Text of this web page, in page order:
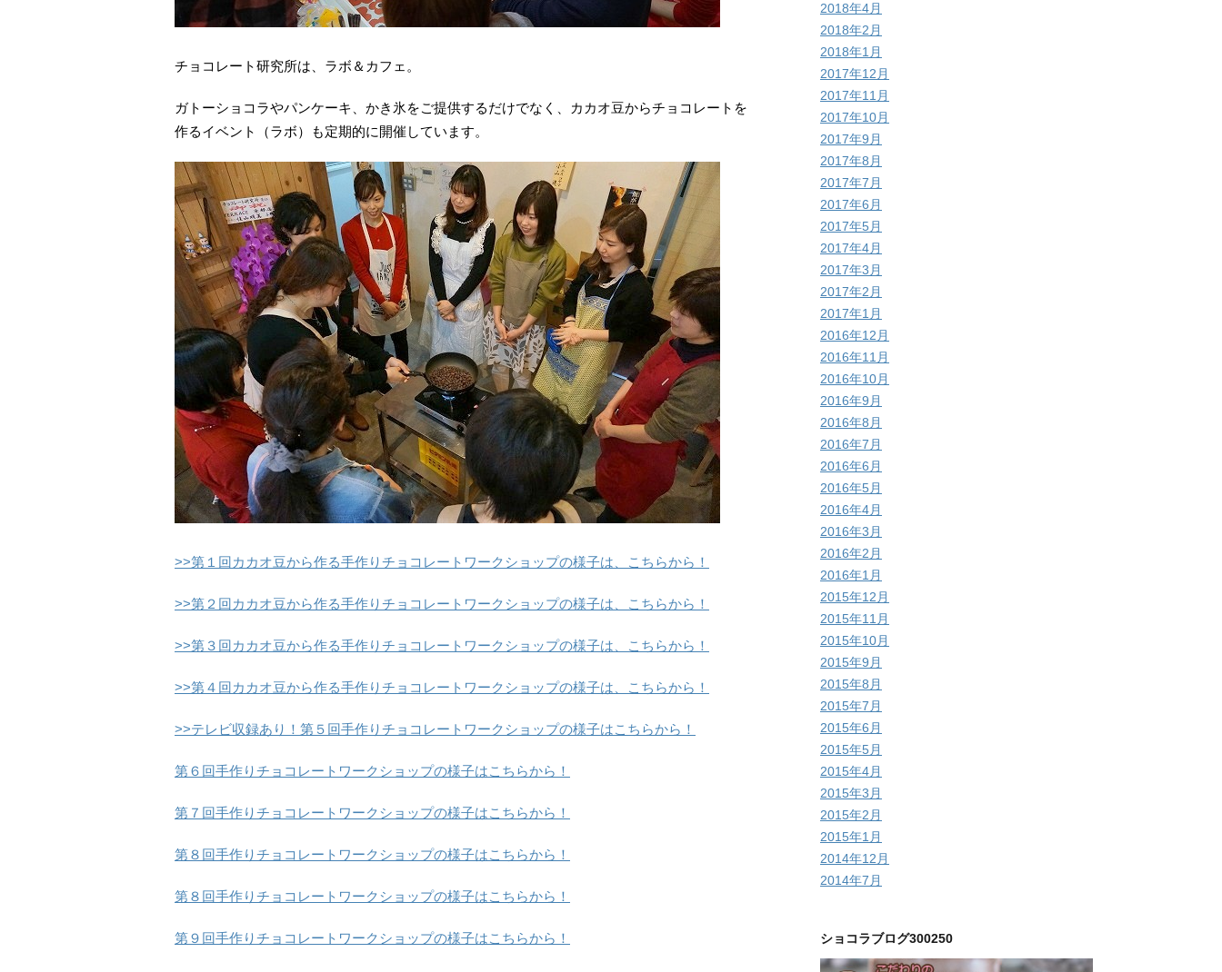
チョコレート研究所は、ラボ＆カフェ。
ガトーショコラやパンケーキ、かき氷をご提供するだけでなく、カカオ豆からチョコレートを
作るイベント（ラボ）も定期的に開催しています。
>>第１回カカオ豆から作る手作りチョコレートワークショップの様子は、こちらから！
>>第２回カカオ豆から作る手作りチョコレートワークショップの様子は、こちらから！
>>第３回カカオ豆から作る手作りチョコレートワークショップの様子は、こちらから！
>>第４回カカオ豆から作る手作りチョコレートワークショップの様子は、こちらから！
>>テレビ収録あり！第５回手作りチョコレートワークショップの様子はこちらから！
第６回手作りチョコレートワークショップの様子はこちらから！
第７回手作りチョコレートワークショップの様子はこちらから！
第８回手作りチョコレートワークショップの様子はこちらから！
第８回手作りチョコレートワークショップの様子はこちらから！
第９回手作りチョコレートワークショップの様子はこちらから！
2018年4月
2018年2月
2018年1月
2017年12月
2017年11月
2017年10月
2017年9月
2017年8月
2017年7月
2017年6月
2017年5月
2017年4月
2017年3月
2017年2月
2017年1月
2016年12月
2016年11月
2016年10月
2016年9月
2016年8月
2016年7月
2016年6月
2016年5月
2016年4月
2016年3月
2016年2月
2016年1月
2015年12月
2015年11月
2015年10月
2015年9月
2015年8月
2015年7月
2015年6月
2015年5月
2015年4月
2015年3月
2015年2月
2015年1月
2014年12月
2014年7月
ショコラブログ300250